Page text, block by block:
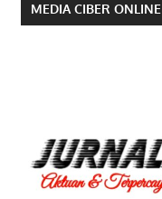
MEDIA CIBER ONLINE